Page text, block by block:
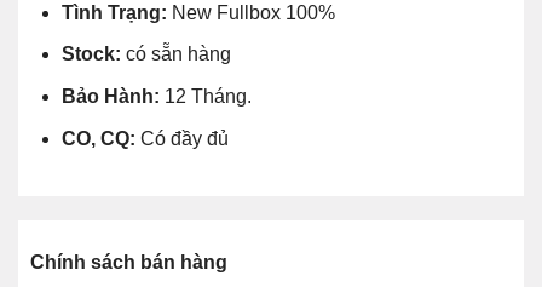
Tình Trạng: New Fullbox 100%
Stock: có sẵn hàng
Bảo Hành: 12 Tháng.
CO, CQ: Có đầy đủ
Chính sách bán hàng